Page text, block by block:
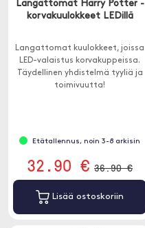
Langattomat Harry Potter -
korvakuulokkeet LEDillä
Langattomat kuulokkeet, joissa
LED-valaistus korvakuppeissa.
Täydellinen yhdistelmä tyyliä ja
toimivuutta!
Etätallennus, noin 3-8 arkisin
32.90 € 36.90 €
Lisää ostoskoriin